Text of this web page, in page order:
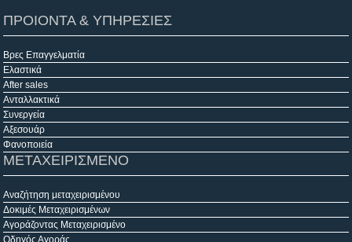
ΠΡΟΙΟΝΤΑ & ΥΠΗΡΕΣΙΕΣ
Βρες Επαγγελματία
Ελαστικά
After sales
Ανταλλακτικά
Συνεργεία
Αξεσουάρ
Φανοποιεία
ΜΕΤΑΧΕΙΡΙΣΜΕΝΟ
Αναζήτηση μεταχειρισμένου
Δοκιμές Μεταχειρισμένων
Αγοράζοντας Μεταχειρισμένο